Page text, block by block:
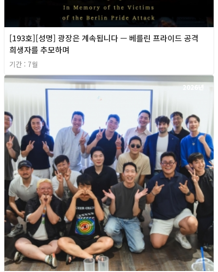
[193호][성명] 광장은 계속됩니다 — 베를린 프라이드 공격
희생자를 추모하며
기간 : 7월
2026년